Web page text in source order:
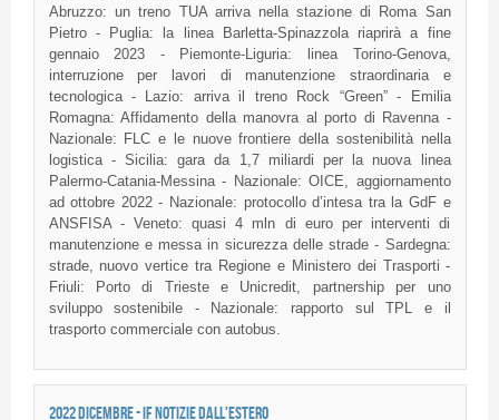
Abruzzo: un treno TUA arriva nella stazione di Roma San
Pietro - Puglia: la linea Barletta-Spinazzola riaprirà a fine
gennaio 2023 - Piemonte-Liguria: linea Torino-Genova,
interruzione per lavori di manutenzione straordinaria e
tecnologica - Lazio: arriva il treno Rock “Green” - Emilia
Romagna: Affidamento della manovra al porto di Ravenna -
Nazionale: FLC e le nuove frontiere della sostenibilità nella
logistica - Sicilia: gara da 1,7 miliardi per la nuova linea
Palermo-Catania-Messina - Nazionale: OICE, aggiornamento
ad ottobre 2022 - Nazionale: protocollo d’intesa tra la GdF e
ANSFISA - Veneto: quasi 4 mln di euro per interventi di
manutenzione e messa in sicurezza delle strade - Sardegna:
strade, nuovo vertice tra Regione e Ministero dei Trasporti -
Friuli: Porto di Trieste e Unicredit, partnership per uno
sviluppo sostenibile - Nazionale: rapporto sul TPL e il
trasporto commerciale con autobus.
2022 DICEMBRE - IF NOTIZIE DALL'ESTERO